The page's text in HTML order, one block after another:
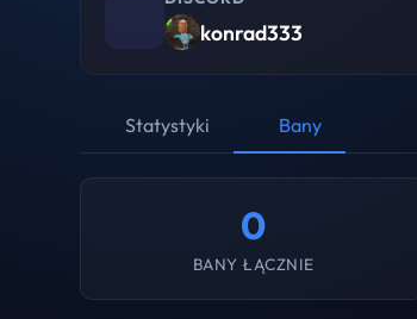
konrad333
Statystyki Bany
0
BANY ŁĄCZNIE